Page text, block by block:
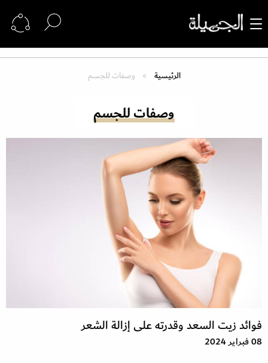
الرئيسية وصفات للجسم
وصفات للجسم
فوائد زيت السعد وقدرته على إزالة الشعر
08 فبراير 2024